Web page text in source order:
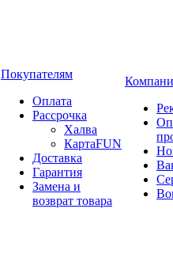
Покупателям
Оплата
Рассрочка
Халва
КартаFUN
Доставка
Гарантия
Замена и
возврат товара